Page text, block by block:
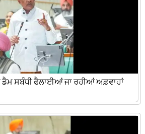
ਡੈਮ ਸਬੰਧੀ ਫੈਲਾਈਆਂ ਜਾ ਰਹੀਆਂ ਅਫ਼ਵਾਹਾਂ